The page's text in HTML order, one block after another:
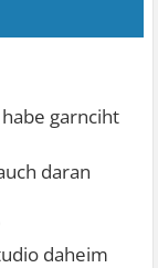
garnciht
daran
daheim